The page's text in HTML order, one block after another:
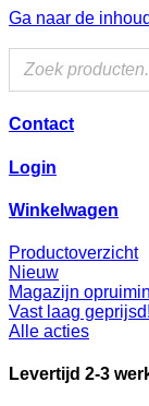
Ga naar de inhoud
Contact
Login
Winkelwagen
Productoverzicht
Nieuw
Magazijn
Vast laag geprijsd!
Alle acties
Levertijd 2-3